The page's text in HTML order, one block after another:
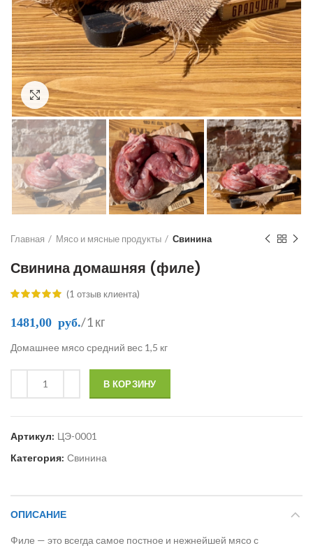
Click to enlarge
Главная Мясо и мясные продукты Свинина
Свинина домашняя (филе)
(1 отзыв клиента)
1481,00 руб. /1 кг
Домашнее мясо средний вес 1,5 кг
В КОРЗИНУ
Артикул: ЦЭ-0001
Категория: Свинина
ОПИСАНИЕ
Филе — это всегда самое постное и нежнейшей мясо с